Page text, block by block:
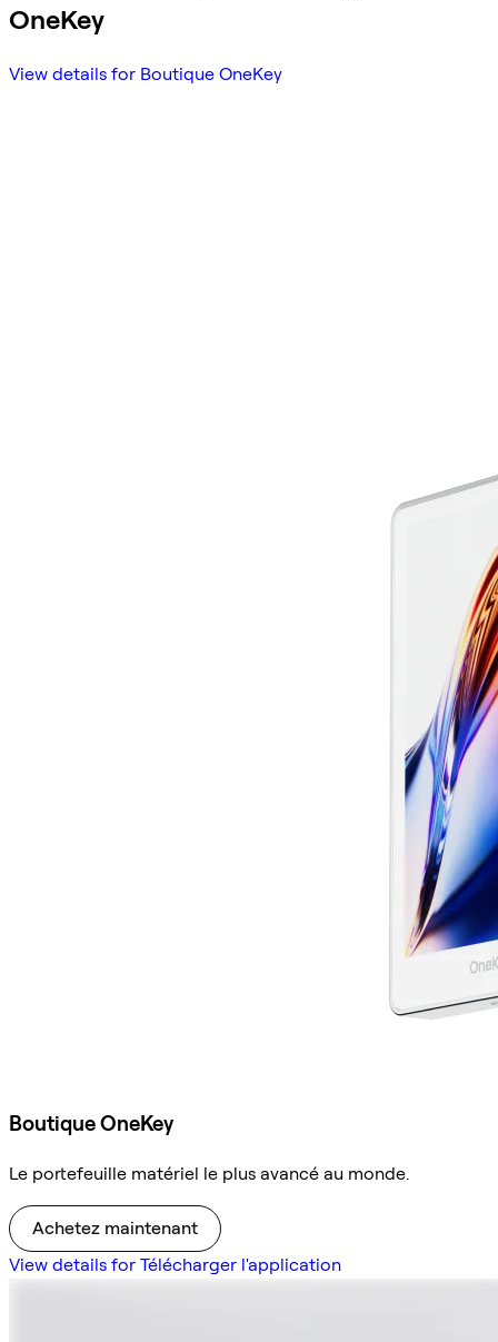
OneKey
View details for Boutique OneKey
Boutique OneKey
Le portefeuille matériel le plus avancé au monde.
Achetez maintenant
View details for Télécharger l'application